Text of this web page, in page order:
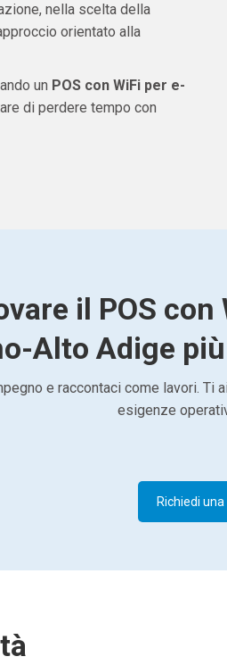
nella scelta della
orientato alla
un POS con WiFi per e-
di perdere tempo con
il POS
Alto Adige
e raccontaci come lavori. Ti
esigenze
Richiedi